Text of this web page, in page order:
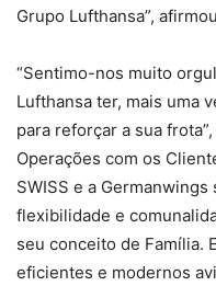
Grupo Lufthansa”,
“Sentimo-nos muito
Lufthansa ter, mais uma
para reforçar a sua
Operações com os
SWISS e a
flexibilidade e
seu conceito de Família.
eficientes e modernos